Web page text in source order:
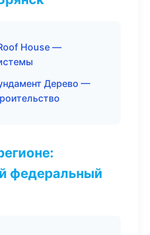
House —
Дерево —
федеральный